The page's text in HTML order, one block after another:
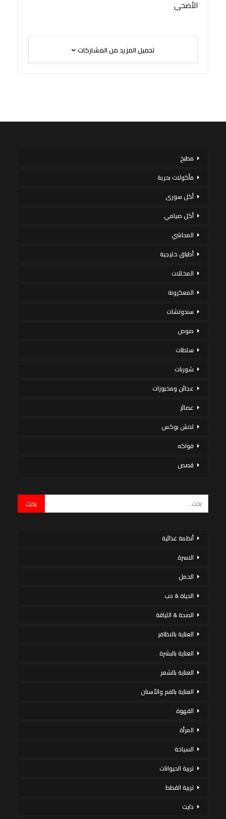
الأضحى
تحميل المزيد من المشاركات
مطبخ
مأكولات بحرية
أكل سورى
أكل صيامي
المحاشي
أطباق خليجية
المخللات
المعكرونة
سندوتشات
صوص
سلطات
شوربات
عجائن ومخبوزات
عصائر
لانش بوكس
فواكه
قصص
أنظمة غذائية
الاسرة
الحمل
الحياة & حب
الصحة & اللياقة
العناية بالاظافر
العناية بالبشرة
العناية بالشعر
العناية بالفم والأسنان
القهوة
المرأة
السياحة
تربية الحيوانات
تربية القطط
دايت